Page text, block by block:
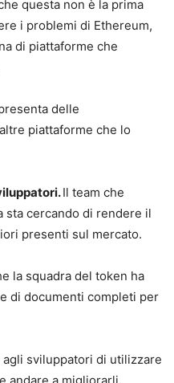
questa non è la prima
i problemi di Ethereum,
di piattaforme che
delle
piattaforme che lo
Il team che
sta cercando di rendere il
presenti sul mercato.
la squadra del token ha
di documenti completi per
sviluppatori di utilizzare
andare a migliorarli.